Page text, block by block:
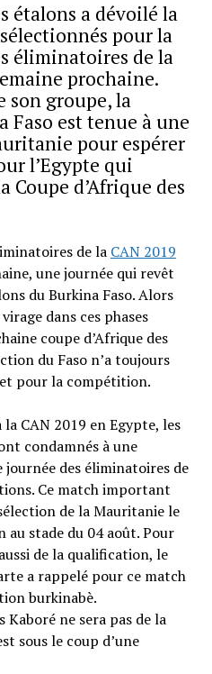
étalons a dévoilé la
pour la
éliminatoires de la
prochaine.
son groupe, la
Faso est tenue à une
pour espérer
l’Egypte qui
d’Afrique des
de la CAN 2019
une journée qui revêt
du Burkina Faso. Alors
dans ces phases
coupe d’Afrique des
du Faso n’a toujours
pour la compétition.
CAN 2019 en Egypte, les
condamnés à une
des éliminatoires de
Ce match important
de la Mauritanie le
au stade du 04 août. Pour
de la qualification, le
a rappelé pour ce match
burkinabè.
ne sera pas de la
sous le coup d’une